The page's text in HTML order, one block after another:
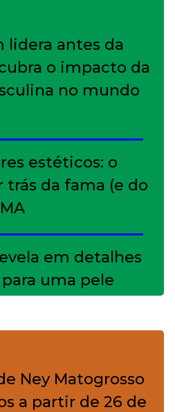
lidera antes da
o impacto da
no mundo
estéticos: o
trás da fama (e do
em detalhes
uma pele
e ráfia: o
que
luxo
Ney Matogrosso
a partir de 26 de